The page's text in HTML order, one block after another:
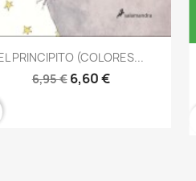
Vista rápida
PRINCIPITO (COLORES...
6,95 € 6,60 €